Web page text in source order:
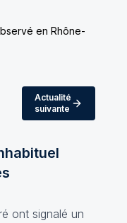
en Rhône-
Actualité
suivante
ont signalé un